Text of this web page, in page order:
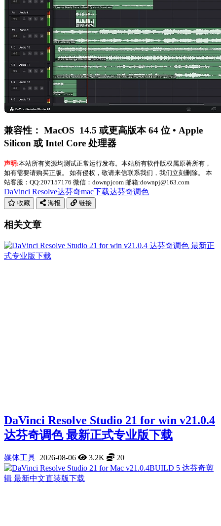
兼容性： MacOS 14.5 或更高版本 64 位 • Apple
Silicon 或 Intel Core 处理器
声明:本站所有资源均测试正常运行发布。本站所有软件版权属原著所有，
如有需要请购买正版。 如有侵权，敬请来信联系我们，我们立刻删除。 本
站客服：QQ:207157176 微信：downpjcom 邮箱:downpj@163.com
DaVinci Resolve达芬奇mac下载达芬奇调色
收藏 海报 链接
相关文章
DaVinci Resolve Studio 21 for win v21.0.4
达芬奇调色 最新正式专业版下载
媒体工具 2026-08-06 3.2K 20